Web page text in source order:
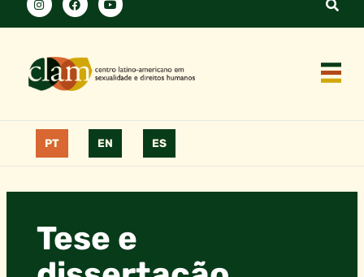
PT EN ES
Tese e